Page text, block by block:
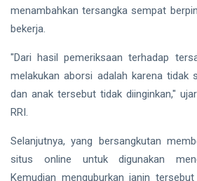
Donald Trump
PT IKPP Perawang
Politik
menambahkan tersangka sempat
bekerja.
"Dari hasil pemeriksaan terhadap
melakukan aborsi adalah karena tidak
dan anak tersebut tidak diinginkan,"
RRI.
Selanjutnya, yang bersangkutan
situs online untuk digunakan
Kemudian menguburkan janin